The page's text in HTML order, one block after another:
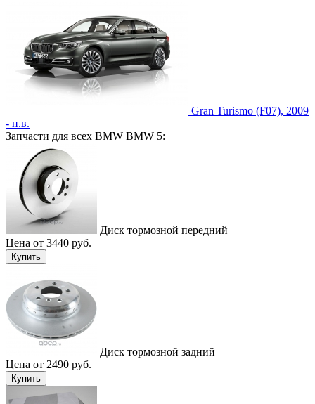
Gran Turismo (F07), 2009
- н.в.
Запчасти для всех BMW BMW 5:
Диск тормозной передний
Цена от 3440 руб.
Купить
Диск тормозной задний
Цена от 2490 руб.
Купить